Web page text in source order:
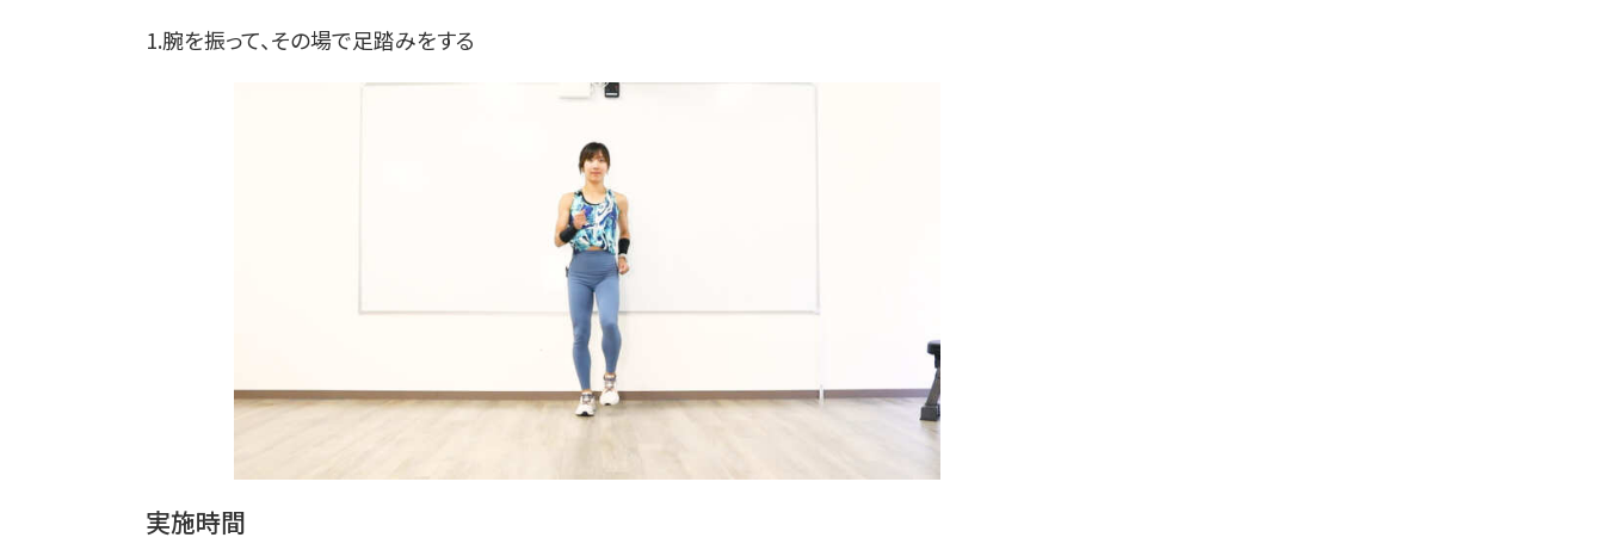
1.腕を振って、その場で足踏みをする
実施時間